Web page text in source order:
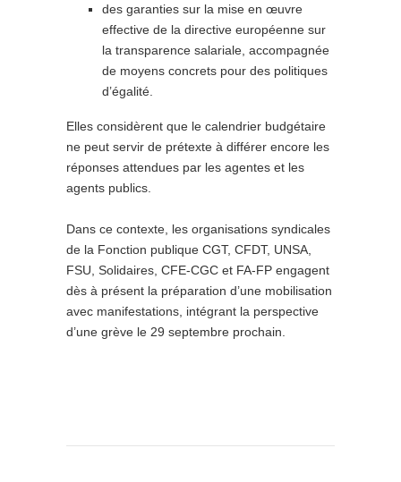
des garanties sur la mise en œuvre
effective de la directive européenne sur
la transparence salariale, accompagnée
de moyens concrets pour des politiques
d’égalité.
Elles considèrent que le calendrier budgétaire
ne peut servir de prétexte à différer encore les
réponses attendues par les agentes et les
agents publics.
Dans ce contexte, les organisations syndicales
de la Fonction publique CGT, CFDT, UNSA,
FSU, Solidaires, CFE-CGC et FA-FP engagent
dès à présent la préparation d’une mobilisation
avec manifestations, intégrant la perspective
d’une grève le 29 septembre prochain.